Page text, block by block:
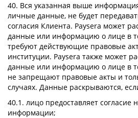
40. Вся указанная выше
личные данные, не будет
согласия Клиента. Paysera может
данные или информацию о лице в
требуют действующие правовые
институции. Paysera также может
данные или информацию о лице в
не запрещают правовые акты и
случаях. Данные раскрываются,
40.1. лицо предоставляет согласие
информации;